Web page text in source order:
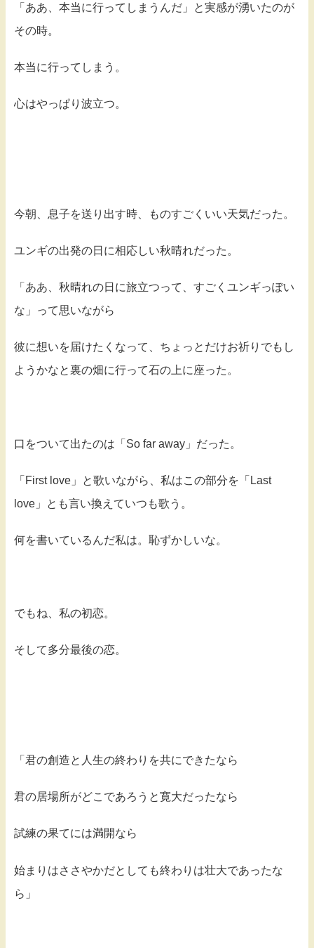
「ああ、本当に行ってしまうんだ」と実感が湧いたのが
その時。
本当に行ってしまう。
心はやっぱり波立つ。
今朝、息子を送り出す時、ものすごくいい天気だった。
ユンギの出発の日に相応しい秋晴れだった。
「ああ、秋晴れの日に旅立つって、すごくユンギっぽい
な」って思いながら
彼に想いを届けたくなって、ちょっとだけお祈りでもし
ようかなと裏の畑に行って石の上に座った。
口をついて出たのは「So far away」だった。
「First love」と歌いながら、私はこの部分を「Last
love」とも言い換えていつも歌う。
何を書いているんだ私は。恥ずかしいな。
でもね、私の初恋。
そして多分最後の恋。
「君の創造と人生の終わりを共にできたなら
君の居場所がどこであろうと寛大だったなら
試練の果てには満開なら
始まりはささやかだとしても終わりは壮大であったな
ら」